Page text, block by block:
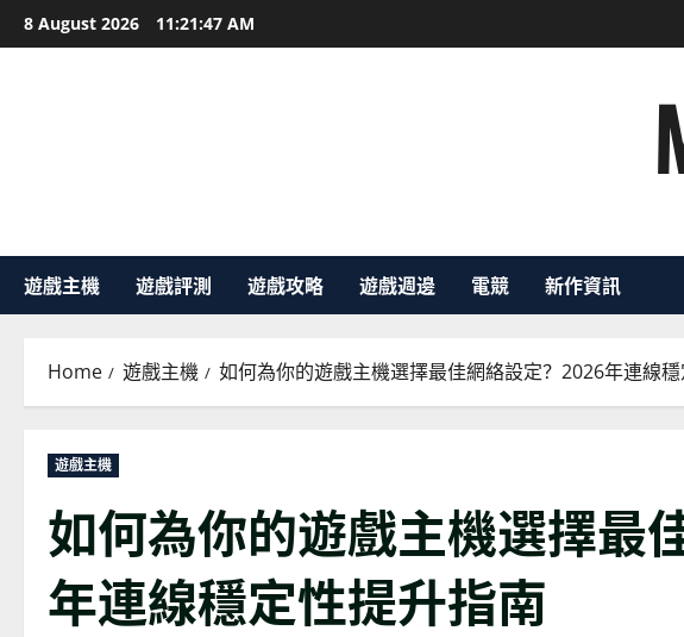
Skip
to
8 August 2026 11:21:48 AM
遊戲主機 遊戲評測 遊戲攻略 遊戲週邊 電競 新作資訊
Home 遊戲主機 如何為你的遊戲主機選擇最佳網絡設定？2026年連線
遊戲主機
如何為你的遊戲主機選擇最
年連線穩定性提升指南